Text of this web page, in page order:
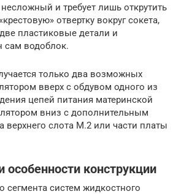
и требует лишь открутить
отвертку вокруг сокета,
пластиковые детали и
сам водоблок.
только два возможных
вверх с обдувом одного из
цепей питания материнской
вниз с дополнительным
верхнего слота M.2 или части платы
конструкции
сегмента систем жидкостного